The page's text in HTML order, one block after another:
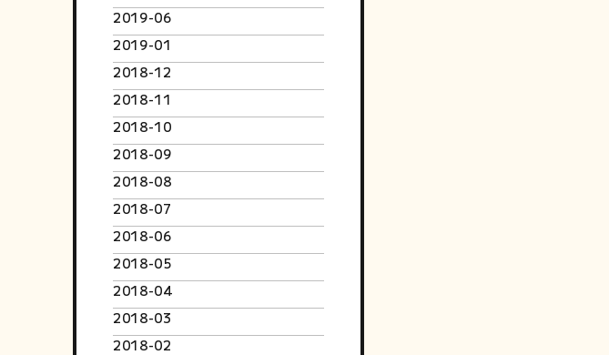
2019-06
2019-01
2018-12
2018-11
2018-10
2018-09
2018-08
2018-07
2018-06
2018-05
2018-04
2018-03
2018-02